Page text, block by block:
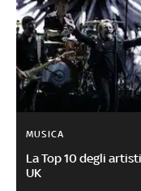
MUSICA
La Top 10 degli
UK